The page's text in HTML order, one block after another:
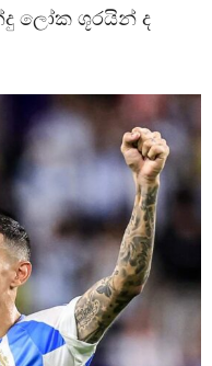
ලෝක ශූරයින් ද